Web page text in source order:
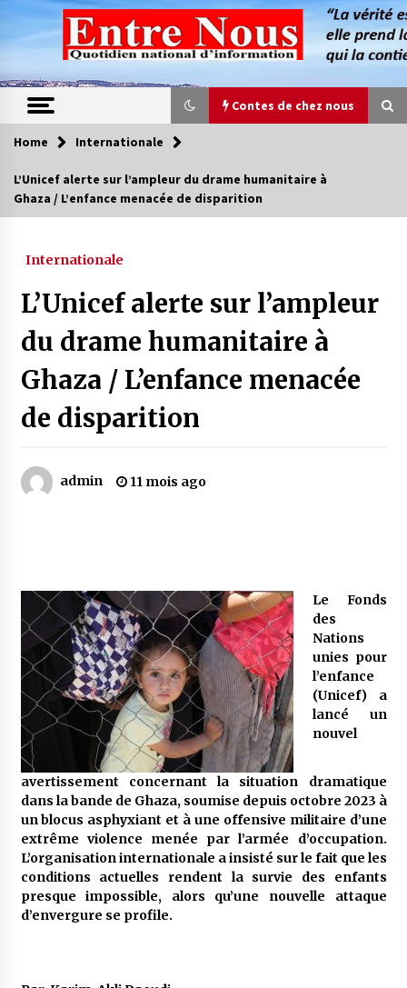
content
Contes de chez nous
Contes de chez nous
Quand la mère n’est plus là (17e partie)
Magie de sorcier
4 ans ago
Oum el Gaïla / L’ogresse du M’zab
4 ans ago
4 ans ago
« Père, tiens-moi, je vais tomber ! »
5 ans ago
Le bouc de l’Au-delà
5 ans ago
Le monstrueux vieillard (Un récit du Sud
algérien)
5 ans ago
Rencontre nocturne dans le désert (Un conte
touareg)
5 ans ago
Home Internationale
L’Unicef alerte sur l’ampleur du drame humanitaire à
Ghaza / L’enfance menacée de disparition
Internationale
L’Unicef alerte sur l’ampleur
du drame humanitaire à
Ghaza / L’enfance menacée
de disparition
admin 11 mois ago
Le Fonds
des
Nations
unies pour
l’enfance
(Unicef) a
lancé un
nouvel
avertissement concernant la situation dramatique
dans la bande de Ghaza, soumise depuis octobre 2023 à
un blocus asphyxiant et à une offensive militaire d’une
extrême violence menée par l’armée d’occupation.
L’organisation internationale a insisté sur le fait que les
conditions actuelles rendent la survie des enfants
presque impossible, alors qu’une nouvelle attaque
d’envergure se profile.